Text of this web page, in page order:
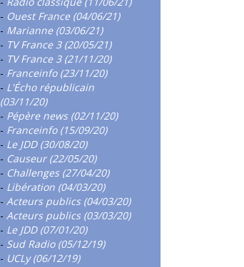
- Ouest France (04/06/21)
- Marianne (03/06/21)
- TV France 3 (20/05/21)
- TV France 3 (21/11/20)
- Franceinfo (23/11/20)
- L'Écho républicain
(03/11/20)
- Pépère news (02/11/20)
- Franceinfo (15/09/20)
- Le JDD (30/08/20)
- Causeur (22/05/20)
- Challenges (27/04/20)
- Libération (04/03/20)
- Acteurs publics (04/03/20)
- Acteurs publics (03/03/20)
- Le JDD (07/01/20)
- Sud Radio (05/12/19)
- UCLy (06/12/19)